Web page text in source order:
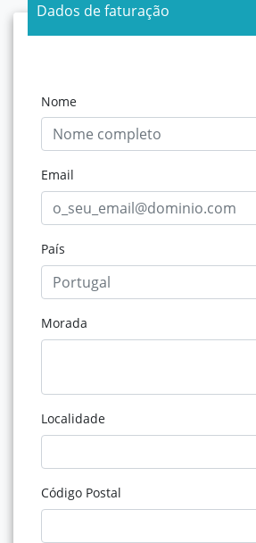
Dados de faturação
Nome
Email
País
Morada
Localidade
Código Postal